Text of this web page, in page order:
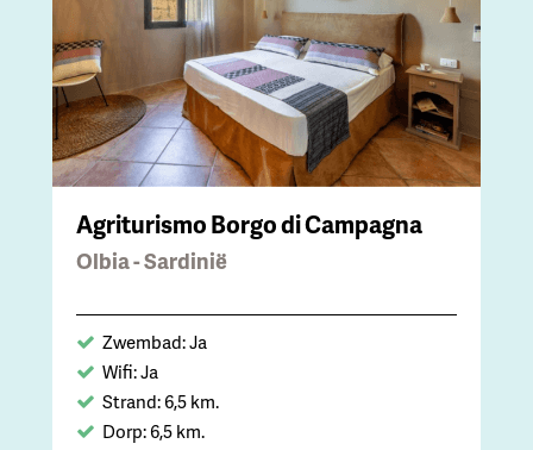
Agriturismo Borgo di Campagna
Olbia - Sardinië
Zwembad: Ja
Wifi: Ja
Strand: 6,5 km.
Dorp: 6,5 km.